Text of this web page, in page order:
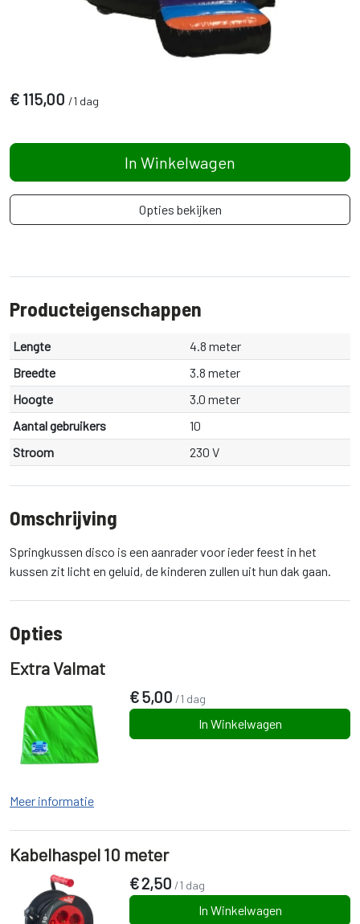
€ 115,00 /1 dag
In Winkelwagen
Opties bekijken
Producteigenschappen
Lengte
4.8 meter
Breedte
3.8 meter
Hoogte
3.0 meter
Aantal gebruikers
10
Stroom
230 V
Omschrijving
Springkussen disco is een aanrader voor ieder feest in het
kussen zit licht en geluid, de kinderen zullen uit hun dak gaan.
Opties
Extra Valmat
€5,00 /1 dag
In Winkelwagen
Meer informatie
Kabelhaspel 10 meter
€2,50 /1 dag
In Winkelwagen